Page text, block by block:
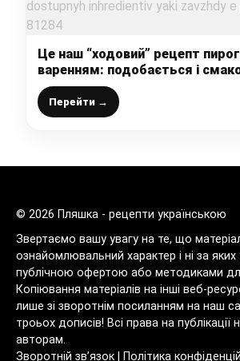
Це наш “ходовий” рецепт
варенням: подобається і
приготування, із доступних
завжди є під рукою
Перейти →
© 2026 Пляшка - рецепти українською
Звертаємо вашу увагу на те, що
ознайомлювальний характер і ні за
публічною офертою або методиками
Копіювання матеріалів на інші веб-
лише зі зворотнім посиланням на наш
троьох дописів! Всі права на публікації
авторам.
Зворотній зв’язок
Політика